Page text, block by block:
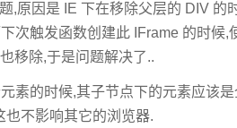
,原因是 IE 下在移除父层的 DIV 的
次触发函数创建此 IFrame 的时候
移除,于是问题解决了..
素的时候,其子节点下的元素应该
不影响其它的浏览器.